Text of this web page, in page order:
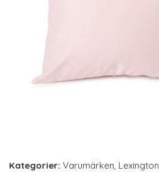
Kategorier: Varumärken, Lexington